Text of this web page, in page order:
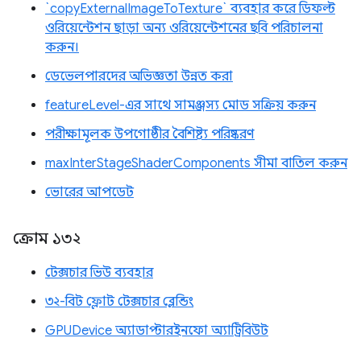
`copyExternalImageToTexture` ব্যবহার করে ডিফল্ট
ওরিয়েন্টেশন ছাড়া অন্য ওরিয়েন্টেশনের ছবি পরিচালনা
করুন।
ডেভেলপারদের অভিজ্ঞতা উন্নত করা
featureLevel-এর সাথে সামঞ্জস্য মোড সক্রিয় করুন
পরীক্ষামূলক উপগোষ্ঠীর বৈশিষ্ট্য পরিষ্করণ
maxInterStageShaderComponents সীমা বাতিল করুন
ভোরের আপডেট
ক্রোম ১৩২
টেক্সচার ভিউ ব্যবহার
৩২-বিট ফ্লোট টেক্সচার ব্লেন্ডিং
GPUDevice অ্যাডাপ্টারইনফো অ্যাট্রিবিউট